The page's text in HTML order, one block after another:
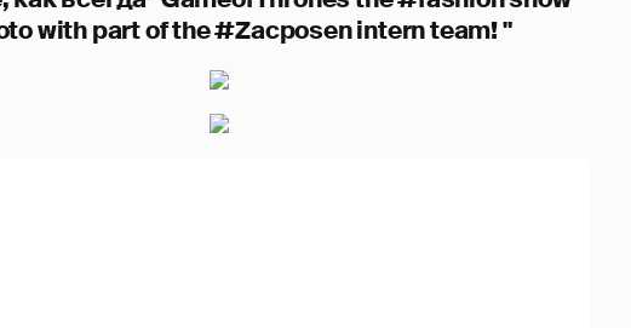
with part of the #Zacposen intern team! "